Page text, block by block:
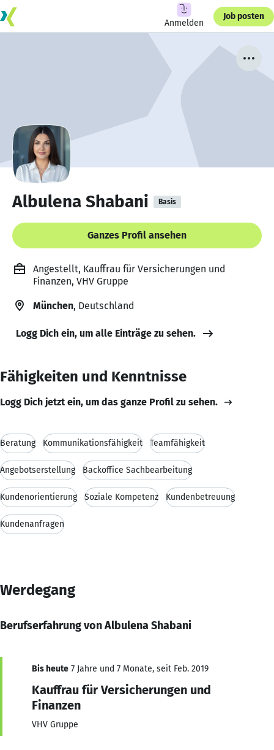
Anmelden
Job posten
Albulena Shabani Basis
Ganzes Profil ansehen
Angestellt, Kauffrau für Versicherungen und
Finanzen, VHV Gruppe
München, Deutschland
Logg Dich ein, um alle Einträge zu sehen.
Fähigkeiten und Kenntnisse
Logg Dich jetzt ein, um das ganze Profil zu sehen.
Beratung Kommunikationsfähigkeit Teamfähigkeit
Angebotserstellung Backoffice Sachbearbeitung
Kundenorientierung Soziale Kompetenz Kundenbetreuung
Kundenanfragen
Werdegang
Berufserfahrung von Albulena Shabani
Bis heute 7 Jahre und 7 Monate, seit Feb. 2019
Kauffrau für Versicherungen und
Finanzen
VHV Gruppe